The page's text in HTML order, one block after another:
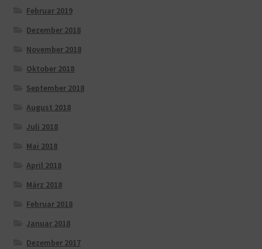
Februar 2019
Dezember 2018
November 2018
Oktober 2018
September 2018
August 2018
Juli 2018
Mai 2018
April 2018
März 2018
Februar 2018
Januar 2018
Dezember 2017